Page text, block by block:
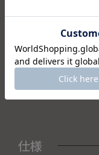
＜セット内容＞
・花瓶×1
仕様